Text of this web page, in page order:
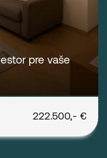
pre vaše
222.500,- €